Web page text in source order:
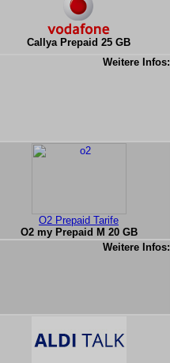
Callya Prepaid 25 GB
Weitere Infos:
O2 Prepaid Tarife
O2 my Prepaid M 20 GB
Weitere Infos: